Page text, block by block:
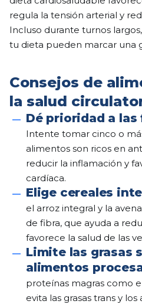
regula la tensión arterial y
Incluso durante turnos
tu dieta pueden marcar una
Consejos de
la salud
Dé prioridad a
Intente tomar cinco o
alimentos son ricos en
reducir la inflamación y
cardíaca.
Elige cereales
el arroz integral y la
de fibra, que ayuda a
favorece la salud de las
Limite las grasas
alimentos
proteínas magras como
evita las grasas trans y